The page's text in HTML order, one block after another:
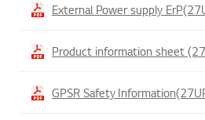
External Power supply
Product information sheet
GPSR Safety